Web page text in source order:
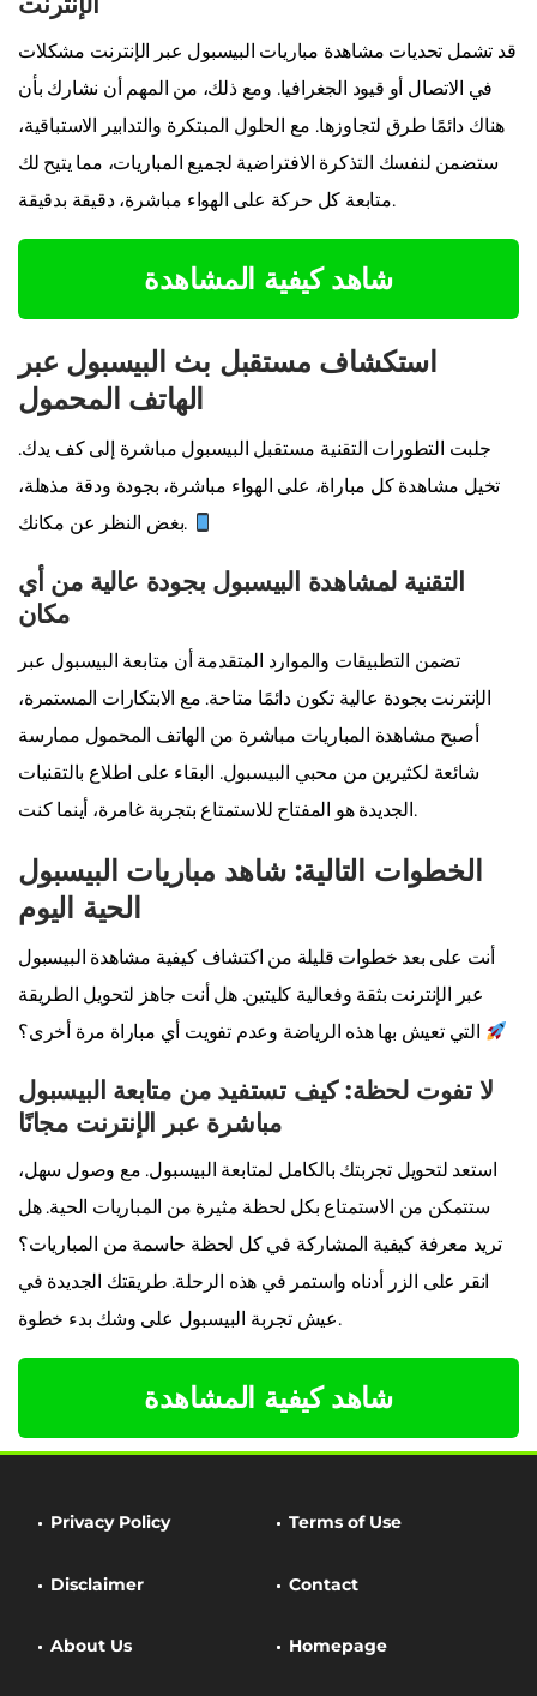
قد تشمل تحديات مشاهدة مباريات البيسبول عبر الإنترنت مشكلات
في الاتصال أو قيود الجغرافيا. ومع ذلك، من المهم أن نشارك بأن
هناك دائمًا طرق لتجاوزها. مع الحلول المبتكرة والتدابير الاستباقية،
ستضمن لنفسك التذكرة الافتراضية لجميع المباريات، مما يتيح لك
متابعة كل حركة على الهواء مباشرة، دقيقة بدقيقة.
شاهد كيفية المشاهدة
استكشاف مستقبل بث البيسبول عبر
الهاتف المحمول
جلبت التطورات التقنية مستقبل البيسبول مباشرة إلى كف يدك.
تخيل مشاهدة كل مباراة، على الهواء مباشرة، بجودة ودقة مذهلة،
بغض النظر عن مكانك.
التقنية لمشاهدة البيسبول بجودة عالية من أي
مكان
تضمن التطبيقات والموارد المتقدمة أن متابعة البيسبول عبر
الإنترنت بجودة عالية تكون دائمًا متاحة. مع الابتكارات المستمرة،
أصبح مشاهدة المباريات مباشرة من الهاتف المحمول ممارسة
شائعة لكثيرين من محبي البيسبول. البقاء على اطلاع بالتقنيات
الجديدة هو المفتاح للاستمتاع بتجربة غامرة، أينما كنت.
الخطوات التالية: شاهد مباريات البيسبول
الحية اليوم
أنت على بعد خطوات قليلة من اكتشاف كيفية مشاهدة البيسبول
عبر الإنترنت بثقة وفعالية كليتين. هل أنت جاهز لتحويل الطريقة
لا تفوت لحظة: كيف تستفيد من متابعة البيسبول
مباشرة عبر الإنترنت مجانًا
استعد لتحويل تجربتك بالكامل لمتابعة البيسبول. مع وصول سهل،
ستتمكن من الاستمتاع بكل لحظة مثيرة من المباريات الحية. هل
تريد معرفة كيفية المشاركة في كل لحظة حاسمة من المباريات؟
انقر على الزر أدناه واستمر في هذه الرحلة. طريقتك الجديدة في
عيش تجربة البيسبول على وشك بدء خطوة.
شاهد كيفية المشاهدة
Privacy Policy Terms of Use
Disclaimer Contact
About Us Homepage